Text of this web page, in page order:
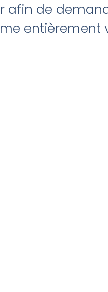
afin de
entièrement